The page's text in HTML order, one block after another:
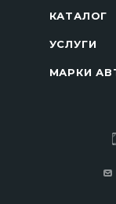
КАТАЛОГ
УСЛУГИ
МАРКИ